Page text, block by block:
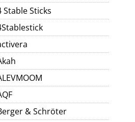
Stable Sticks
& Schröter